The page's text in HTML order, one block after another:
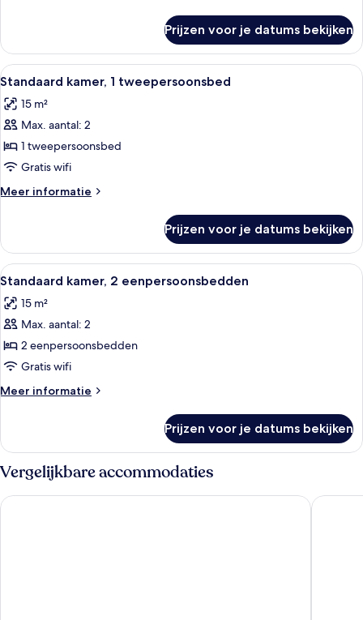
meerdere
bedden
Prijzen voor je datums bekijken
Alle
foto's
voor
Standaard
kamer,
1
tweepersoonsbed
laden
Een hotelkamer met een groot bed,
4
Standaard kamer, 1 tweepersoonsbed
15 m²
Max. aantal: 2
1 tweepersoonsbed
Gratis wifi
Meer informatie
Meer
kamer,
tweepersoonsbed
Prijzen voor je datums bekijken
Alle
foto's
voor
Standaard
kamer,
2
eenpersoonsbedden
laden
Een hotelkamer met een groot bed,
4
Standaard kamer, 2 eenpersoonsbedden
15 m²
Max. aantal: 2
2 eenpersoonsbedden
Gratis wifi
Meer informatie
Meer
kamer,
2
eenpersoonsbedden
Prijzen voor je datums bekijken
Vergelijkbare accommodaties
ibis Paris CDG Airport